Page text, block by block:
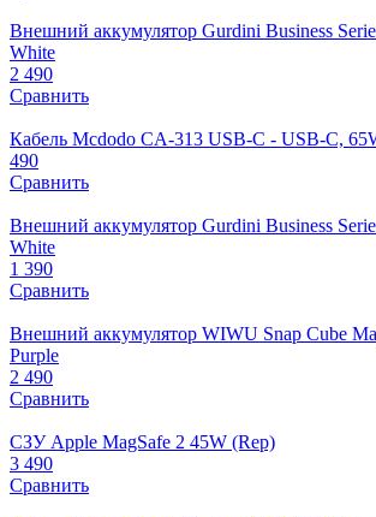
Внешний аккумулятор Gurdini Business
White
2 490
Сравнить
Кабель Mcdodo CA-313 USB-C - USB-C,
490
Сравнить
Внешний аккумулятор Gurdini Business
White
1 390
Сравнить
Внешний аккумулятор WIWU Snap Cube
Purple
2 490
Сравнить
СЗУ Apple MagSafe 2 45W (Rep)
3 490
Сравнить